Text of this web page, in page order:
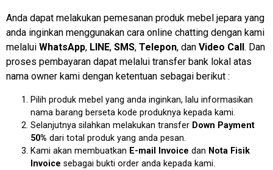
Anda dapat melakukan pemesanan produk mebel jepara yang
anda inginkan menggunakan cara online chatting dengan kami
melalui WhatsApp, LINE, SMS, Telepon, dan Video Call. Dan
proses pembayaran dapat melalui transfer bank lokal atas
nama owner kami dengan ketentuan sebagai berikut :
Pilih produk mebel yang anda inginkan, lalu informasikan
nama barang berseta kode produknya kepada kami.
Selanjutnya silahkan melakukan transfer Down Payment
50% dari total produk yang anda pesan.
Kami akan membuatkan E-mail Invoice dan Nota Fisik
Invoice sebagai bukti order anda kepada kami.